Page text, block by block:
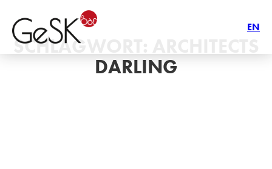
EN
SCHLAGWORT:
DARLING